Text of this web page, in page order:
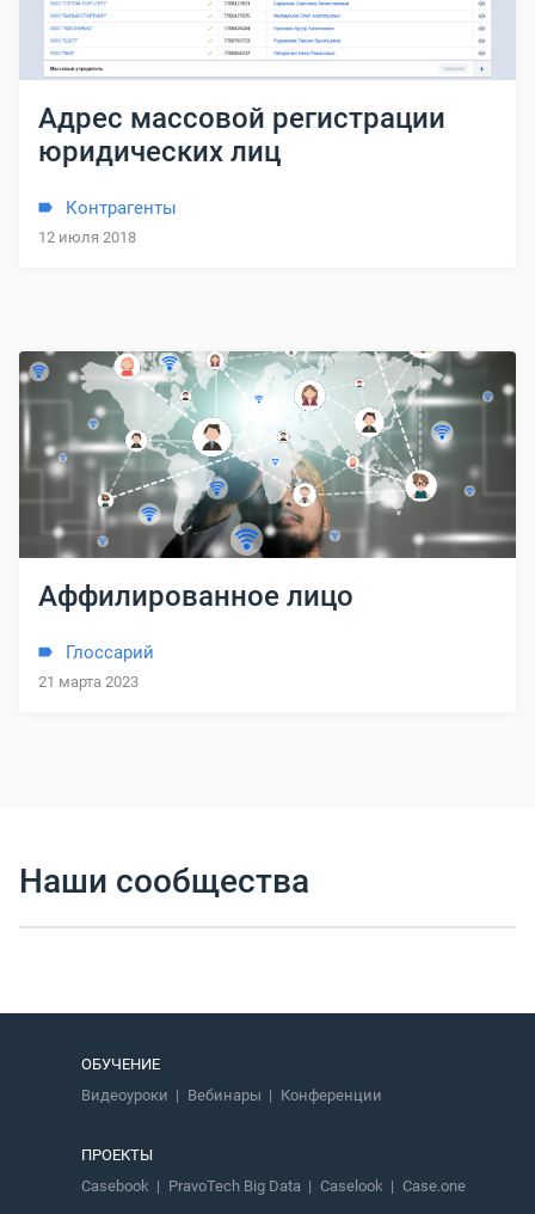
Адрес массовой регистрации
юридических лиц
Контрагенты
12 июля 2018
Аффилированное лицо
Глоссарий
21 марта 2023
Наши сообщества
ОБУЧЕНИЕ
Видеоуроки
Вебинары Конференции
ПРОЕКТЫ
Casebook
PravoTech Big Data Caselook Case.one